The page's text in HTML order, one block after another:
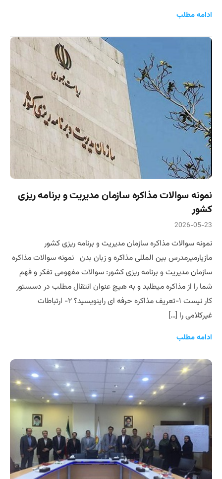
ادامه مطلب
نمونه سوالات مذاکره سازمان مدیریت و برنامه ریزی
کشور
2026-05-23
نمونه سوالات مذاکره سازمان مدیریت و برنامه ریزی کشور
مازیارمیرمدرس بین المللی مذاکره و زبان بدن نمونه سوالات مذاکره
سازمان مدیریت و برنامه ریزی کشور: سوالات مفهومی تفکر و فهم
شما را از مذاکره میطلبد و به هیچ عنوان انتقال مطلب در دسستور
کار نیست ۱-تعریف مذاکره حرفه ای راینویسید؟ ۲- ارتباطات
غیرکلامی را […]
ادامه مطلب